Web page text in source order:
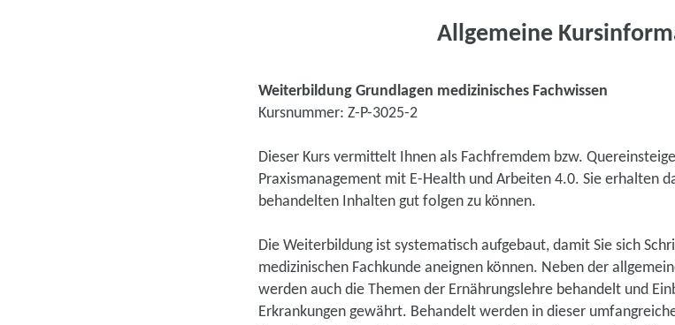
Allgemeine
Weiterbildung Grundlagen medizinisches Fachwissen
Kursnummer: Z-P-3025-2
Dieser Kurs vermittelt Ihnen als Fachfremdem bzw.
Praxismanagement mit E-Health und Arbeiten 4.0. Sie erhalten
behandelten Inhalten gut folgen zu können.
Die Weiterbildung ist systematisch aufgebaut, damit Sie sich
medizinischen Fachkunde aneignen können. Neben der
werden auch die Themen der Ernährungslehre behandelt und
Erkrankungen gewährt. Behandelt werden in dieser